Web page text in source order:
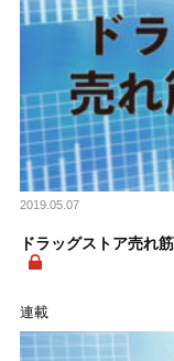
2019.05.07
ドラッグストア売れ
連載